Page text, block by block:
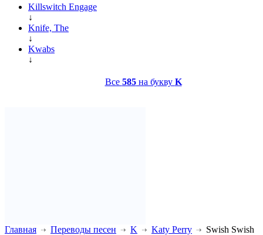
Killswitch Engage
↓
Knife, The
↓
Kwabs
↓
Все 585на букву K
Главная Переводы песен K Katy Perry Swish Swish